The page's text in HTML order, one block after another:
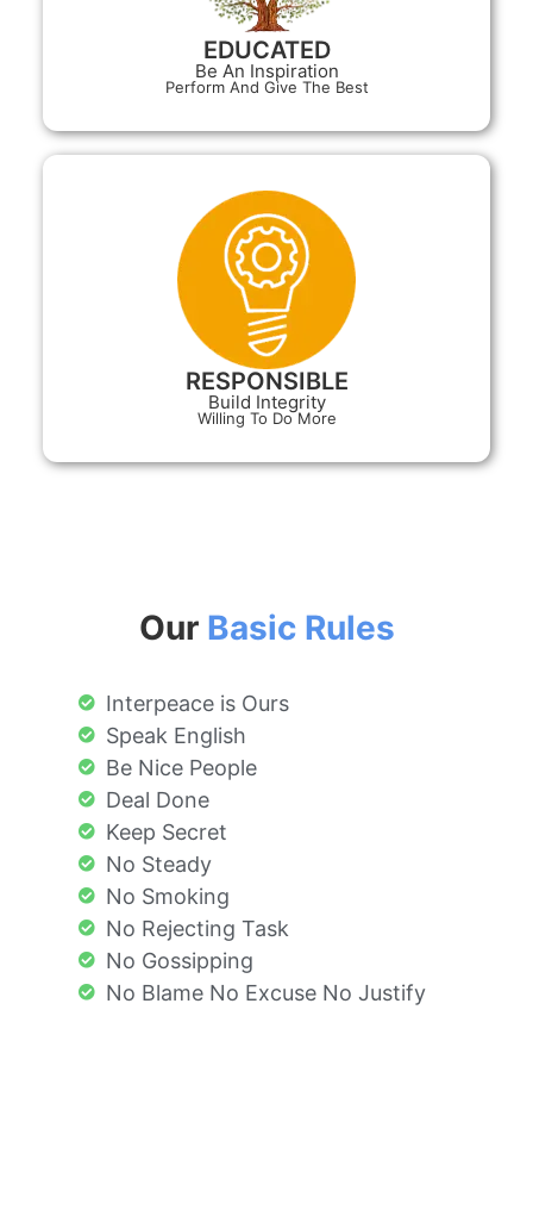
EDUCATED
Be An Inspiration
Perform And Give The Best
RESPONSIBLE
Build Integrity
Willing To Do More
Our Basic Rules
Interpeace is Ours
Speak English
Be Nice People
Deal Done
Keep Secret
No Steady
No Smoking
No Rejecting Task
No Gossipping
No Blame No Excuse No Justify